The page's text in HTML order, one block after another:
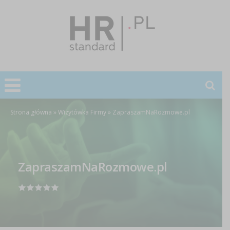
Strona główna » Wizytówka Firmy » ZapraszamNaRozmowe.pl
ZapraszamNaRozmowe.pl